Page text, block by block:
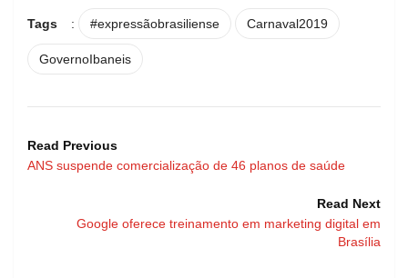
Tags : #expressãobrasiliense Carnaval2019
GovernoIbaneis
Read Previous
ANS suspende comercialização de 46 planos de saúde
Read Next
Google oferece treinamento em marketing digital em
Brasília